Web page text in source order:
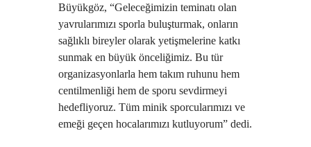
Büyükgöz, “Geleceğimizin teminatı olan
yavrularımızı sporla buluşturmak, onların
sağlıklı bireyler olarak yetişmelerine katkı
sunmak en büyük önceliğimiz. Bu tür
organizasyonlarla hem takım ruhunu hem
centilmenliği hem de sporu sevdirmeyi
hedefliyoruz. Tüm minik sporcularımızı ve
emeği geçen hocalarımızı kutluyorum” dedi.